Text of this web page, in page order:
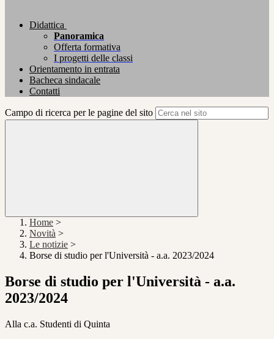
Didattica
Panoramica
Offerta formativa
I progetti delle classi
Orientamento in entrata
Bacheca sindacale
Contatti
Campo di ricerca per le pagine del sito
Home >
Novità >
Le notizie >
Borse di studio per l'Università - a.a. 2023/2024
Borse di studio per l'Università - a.a.
2023/2024
Alla c.a. Studenti di Quinta